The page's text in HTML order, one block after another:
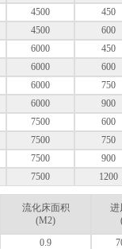
4500
450
4500
600
6000
450
6000
600
6000
750
6000
900
7500
600
7500
750
7500
900
7500 1200
流化床面积
(M2)
进
0.9